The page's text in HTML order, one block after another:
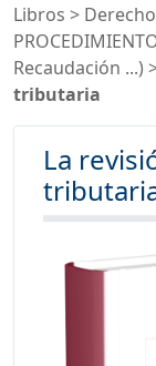
Libros > Derecho
Recaudación ...)
tributaria
La